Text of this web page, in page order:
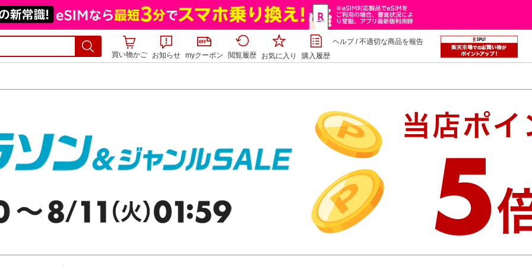
買い物かご お知らせ myクーポン 閲覧履歴 お気に入り 購入履歴
ヘルプ/不適切な商品を報告